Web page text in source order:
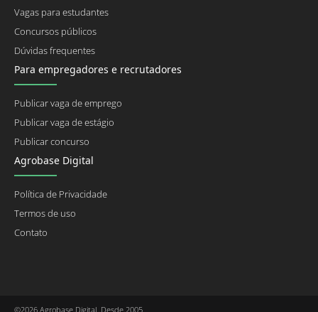
Vagas para estudantes
Concursos públicos
Dúvidas frequentes
Para empregadores e recrutadores
Publicar vaga de emprego
Publicar vaga de estágio
Publicar concurso
Agrobase Digital
Política de Privacidade
Termos de uso
Contato
©2026 Agrobase Digital. Desde 2005.